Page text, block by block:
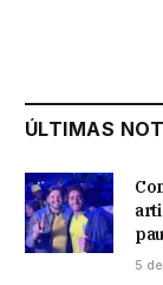
ÚLTIMAS
5